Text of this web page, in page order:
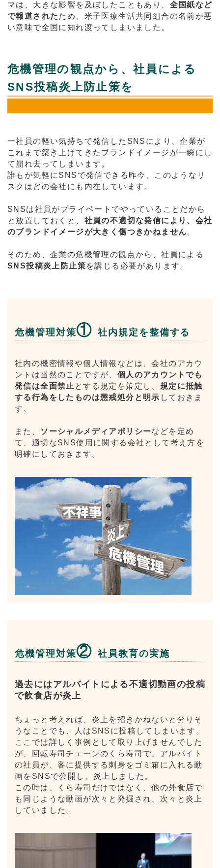
マは、大きな影響を及ぼしたこともあり、 全国紙など
で報道されたため、米子医療生活共同組合の名前が悪
い意味で全国に知れ渡ってしまいました。
危機管理の観点から、社員による
SNS投稿炎上防止策を
一社員の軽い気持ちで発信したSNSにより、企業が
これまで築き上げてきたブランドイメージが一瞬にし
て崩れ去ってしまいます。
誰もが気軽にSNSで発信できる昨今、このようなリ
スクはどの会社にも内在しています。
SNSは社員がプライベートでやっていることだから
と放置しておくと、 社員の不適切な発信により、会社
のブランドイメージが大きく傷つきかねません。
そのため、企業の危機管理の観点から、社員による
SNS投稿炎上防止策を講じる必要があります。
危機管理対策①社内規定を整備する
社内の機密情報や個人情報などは、会社のアカウ
ントは当然のことですが、 個人のアカウントでも
発信は全面禁止 とする規定を策定し、 規定に抵触
する行為をしたものは懲戒処分と明示 しておきま
す。
また、 ソーシャルメディアポリシーなどを定め
て、適切なSNS使用に関する会社として考え方を
明確にしておきます。
危機管理対策②社員教育の実施
過去にはアルバイトによる不適切動画の投稿
で飲食店が炎上
ちょっと考えれば、炎上を招きかねないと分りそ
うなことでも、人はSNSに投稿してしまいます。
ここでは詳しく事例として取り上げませんでした
が、回転寿司チェーンのくら寿司で、アルバイト
の社員が、客に提供する刺身をゴミ箱に入れる動
画をSNSで公開し、炎上しました。
この時は、くら寿司だけではなく、他の外食店で
も同じような動画が次々と発掘され、次々と炎上
していました。